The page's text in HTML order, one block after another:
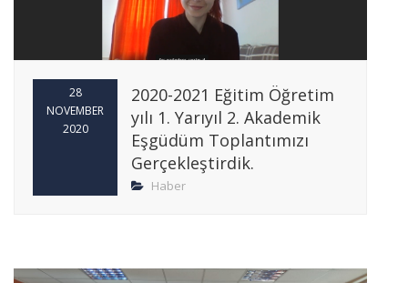
28
NOVEMBER
2020
2020-2021 Eğitim Öğretim
yılı 1. Yarıyıl 2. Akademik
Eşgüdüm Toplantımızı
Gerçekleştirdik.
Haber